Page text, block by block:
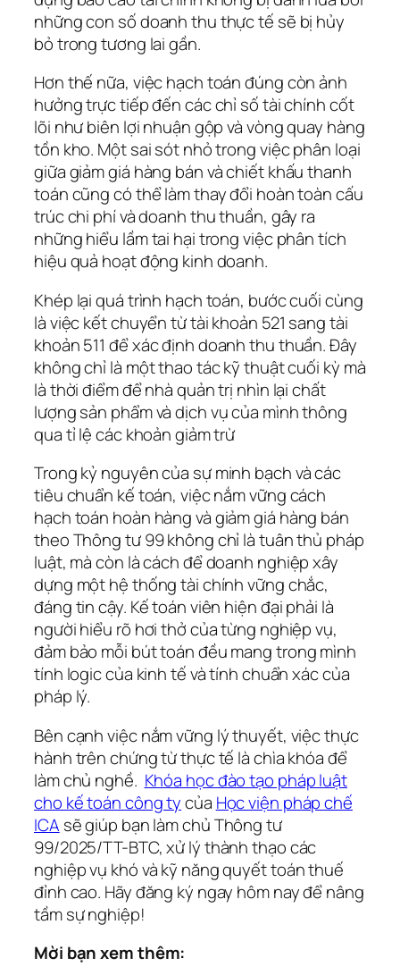
những con số doanh thu thực tế sẽ bị hủy
bỏ trong tương lai gần.
Hơn thế nữa, việc hạch toán đúng còn ảnh
hưởng trực tiếp đến các chỉ số tài chính cốt
lõi như biên lợi nhuận gộp và vòng quay hàng
tồn kho. Một sai sót nhỏ trong việc phân loại
giữa giảm giá hàng bán và chiết khấu thanh
toán cũng có thể làm thay đổi hoàn toàn cấu
trúc chi phí và doanh thu thuần, gây ra
những hiểu lầm tai hại trong việc phân tích
hiệu quả hoạt động kinh doanh.
Khép lại quá trình hạch toán, bước cuối cùng
là việc kết chuyển từ tài khoản 521 sang tài
khoản 511 để xác định doanh thu thuần. Đây
không chỉ là một thao tác kỹ thuật cuối kỳ mà
là thời điểm để nhà quản trị nhìn lại chất
lượng sản phẩm và dịch vụ của mình thông
qua tỉ lệ các khoản giảm trừ
Trong kỷ nguyên của sự minh bạch và các
tiêu chuẩn kế toán, việc nắm vững cách
hạch toán hoàn hàng và giảm giá hàng bán
theo Thông tư 99 không chỉ là tuân thủ pháp
luật, mà còn là cách để doanh nghiệp xây
dựng một hệ thống tài chính vững chắc,
đáng tin cậy. Kế toán viên hiện đại phải là
người hiểu rõ hơi thở của từng nghiệp vụ,
đảm bảo mỗi bút toán đều mang trong mình
tính logic của kinh tế và tính chuẩn xác của
pháp lý.
Bên cạnh việc nắm vững lý thuyết, việc thực
hành trên chứng từ thực tế là chìa khóa để
làm chủ nghề. Khóa học đào tạo pháp luật
cho kế toán công tycủa Học viện pháp chế
ICA sẽ giúp bạn làm chủ Thông tư
99/2025/TT-BTC, xử lý thành thạo các
nghiệp vụ khó và kỹ năng quyết toán thuế
đỉnh cao. Hãy đăng ký ngay hôm nay để nâng
tầm sự nghiệp!
Mời bạn xem thêm: